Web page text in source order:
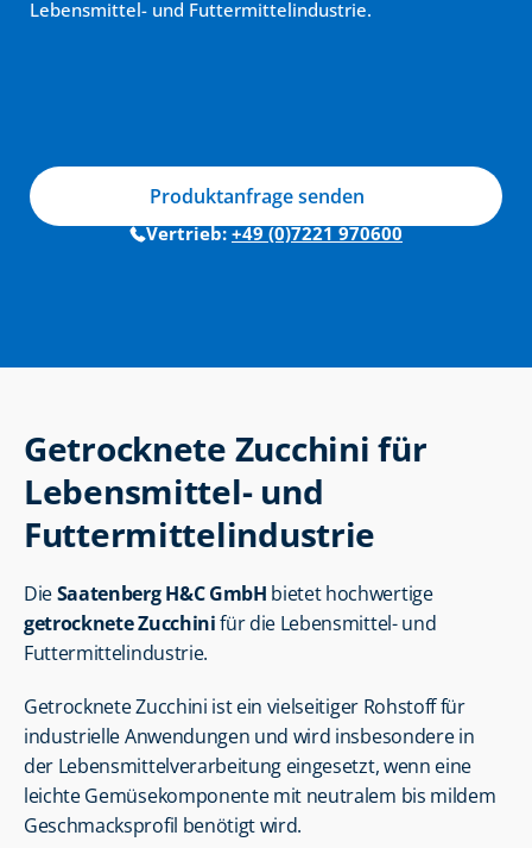
Lebensmittel- und Futtermittelindustrie.
Vertrieb: +49 (0)7221 970600
Produktanfrage senden
Getrocknete Zucchini für
Lebensmittel- und
Futtermittelindustrie
Die Saatenberg H&C GmbH
bietet hochwertige
getrocknete Zucchini für die Lebensmittel- und
Futtermittelindustrie.
Getrocknete Zucchini ist ein vielseitiger Rohstoff für
industrielle Anwendungen und wird insbesondere in
der Lebensmittelverarbeitung eingesetzt, wenn eine
leichte Gemüsekomponente mit neutralem bis mildem
Geschmacksprofil benötigt wird.